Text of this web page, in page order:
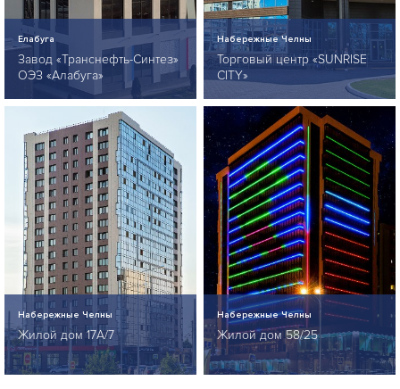
Елабуга
Завод «Транснефть-Синтез»
ОЭЗ «Алабуга»
Набережные Челны
Торговый центр «SUNRISE
CITY»
Набережные Челны
Жилой дом 17А/7
Набережные Челны
Жилой дом 58/25